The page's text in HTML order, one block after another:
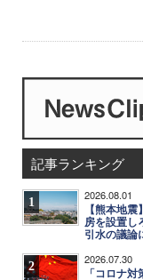
記事ランキング
1 2026.08.01
【熊本地
房を設置し
引水の議論
2 2026.07.30
「コロナ